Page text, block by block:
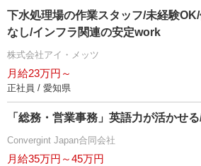
下水処理場の作業スタッフ/未経験
なし/インフラ関連の安定work
株式会社アイ・メッツ
月給23万円～
正社員 / 愛知県
「総務・営業事務」英語力が活かせ
Convergint Japan合同会社
月給35万円～45万円